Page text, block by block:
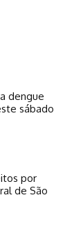
dengue
sábado
por
de São